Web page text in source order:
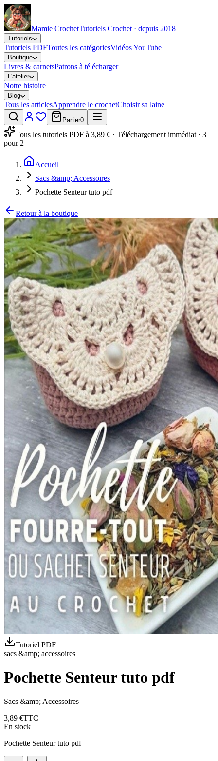
Mamie CrochetTutoriels Crochet · depuis 2018
Tutoriels
Tutoriels PDFToutes les catégoriesVidéos YouTube
Boutique
Livres & carnetsPatrons à télécharger
L'atelier
Notre histoire
Blog
Tous les articlesApprendre le crochetChoisir sa laine
Panier0
Tous les tutoriels PDF à 3,89 € · Téléchargement immédiat · 3
pour 2
Accueil
Sacs &amp; Accessoires
Pochette Senteur tuto pdf
Retour à la boutique
Tutoriel PDF
sacs &amp; accessoires
Pochette Senteur tuto pdf
Sacs &amp; Accessoires
3,89 €TTC
En stock
Pochette Senteur tuto pdf